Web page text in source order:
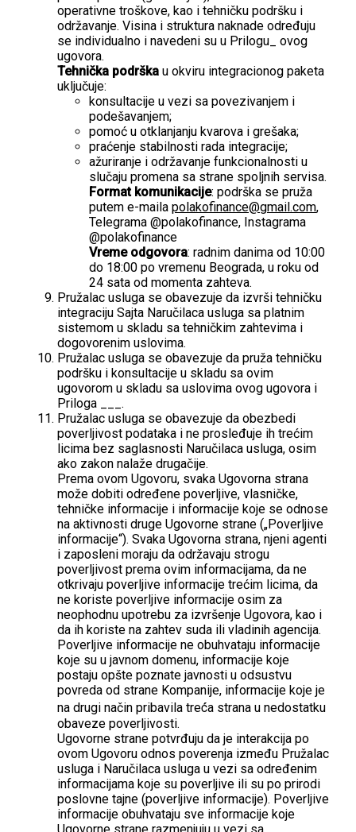
operativne troškove, kao i tehničku podršku i
održavanje. Visina i struktura naknade određuju
se individualno i navedeni su u Prilogu_ ovog
ugovora.
Tehnička podrška u okviru integracionog paketa
uključuje:
konsultacije u vezi sa povezivanjem i
podešavanjem;
pomoć u otklanjanju kvarova i grešaka;
praćenje stabilnosti rada integracije;
ažuriranje i održavanje funkcionalnosti u
slučaju promena sa strane spoljnih servisa.
Format komunikacije: podrška se pruža
putem e-maila polakofinance@gmail.com,
Telegrama @polakofinance, Instagrama
@polakofinance
Vreme odgovora: radnim danima od 10:00
do 18:00 po vremenu Beograda, u roku od
24 sata od momenta zahteva.
Pružalac usluga se obavezuje da izvrši tehničku
integraciju Sajta Naručilaca usluga sa platnim
sistemom u skladu sa tehničkim zahtevima i
dogovorenim uslovima.
Pružalac usluga se obavezuje da pruža tehničku
podršku i konsultacije u skladu sa ovim
ugovorom u skladu sa uslovima ovog ugovora i
Priloga ___.
Pružalac usluga se obavezuje da obezbedi
poverljivost podataka i ne prosleđuje ih trećim
licima bez saglasnosti Naručilaca usluga, osim
ako zakon nalaže drugačije.
Prema ovom Ugovoru, svaka Ugovorna strana
može dobiti određene poverljive, vlasničke,
tehničke informacije i informacije koje se odnose
na aktivnosti druge Ugovorne strane („Poverljive
informacije“). Svaka Ugovorna strana, njeni agenti
i zaposleni moraju da održavaju strogu
poverljivost prema ovim informacijama, da ne
otkrivaju poverljive informacije trećim licima, da
ne koriste poverljive informacije osim za
neophodnu upotrebu za izvršenje Ugovora, kao i
da ih koriste na zahtev suda ili vladinih agencija.
Poverljive informacije ne obuhvataju informacije
koje su u javnom domenu, informacije koje
postaju opšte poznate javnosti u odsustvu
povreda od strane Kompanije, informacije koje je
na drugi način pribavila treć́a strana u nedostatku
obaveze poverljivosti.
Ugovorne strane potvrđuju da je interakcija po
ovom Ugovoru odnos poverenja između Pružalac
usluga i Naručilaca usluga u vezi sa određenim
informacijama koje su poverljive ili su po prirodi
poslovne tajne (poverljive informacije). Poverljive
informacije obuhvataju sve informacije koje